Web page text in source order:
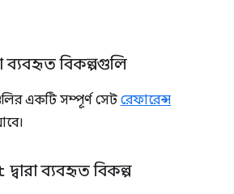
ব্যবহৃত বিকল্পগুলি
একটি সম্পূর্ণ সেটরেফারেন্স
দ্বারা ব্যবহৃত বিকল্প